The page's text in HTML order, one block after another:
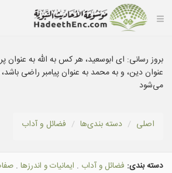
بروز رسانی: ای ابوسعید، هر کس به الله به عنوان
عنوان دین، و به محمد به عنوان پیامبر راضی
می‌شود
اصلی دسته بندى‌ها فضائل و آداب
دسته بندی: فضائل و آداب . ایمانیات و اندرزها .